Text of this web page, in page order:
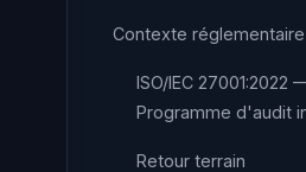
Contexte
ISO/IEC 27001:2022
Programme d'audit
Retour terrain